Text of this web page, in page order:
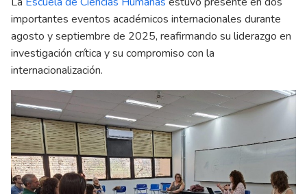
importantes eventos académicos internacionales durante
agosto y septiembre de 2025, reafirmando su liderazgo en
investigación crítica y su compromiso con la
internacionalización.